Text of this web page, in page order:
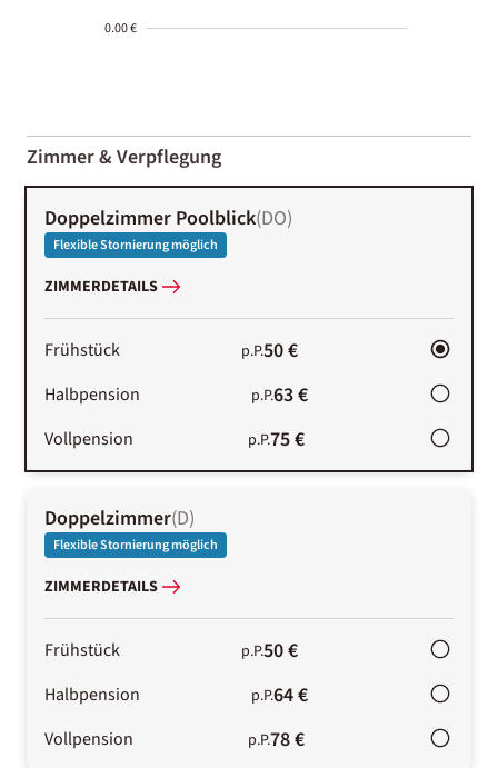
0.00 €
01-02
Zimmer & Verpflegung
Doppelzimmer Poolblick(DO)
Flexible Stornierung möglich
ZIMMERDETAILS
Frühstück p.P.50 €
Halbpension p.P.63 €
Vollpension p.P.75 €
Doppelzimmer(D)
Flexible Stornierung möglich
ZIMMERDETAILS
Frühstück p.P.50 €
Halbpension p.P.64 €
Vollpension p.P.78 €